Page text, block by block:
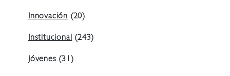
Innovación (20)
Institucional (243)
Jóvenes (31)